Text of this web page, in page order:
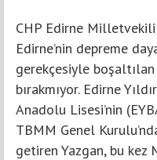
CHP Edirne Milletvekili
Edirne’nin depreme
gerekçesiyle
bırakmıyor. Edirne
Anadolu Lisesi’nin
TBMM Genel
getiren Yazgan, bu kez